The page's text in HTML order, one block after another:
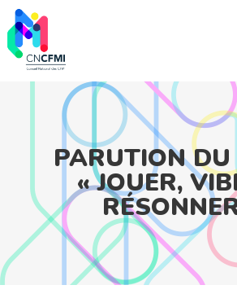
PARUTION
« JOUER,